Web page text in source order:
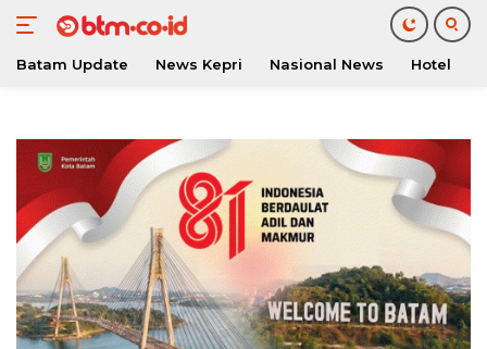
konten
Batam Update News Kepri Nasional News Hotel